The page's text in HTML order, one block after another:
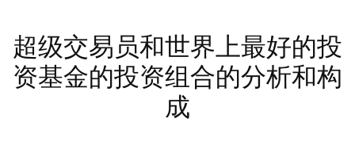
超级交易员和世界上最好的投
资基金的投资组合的分析和构
成